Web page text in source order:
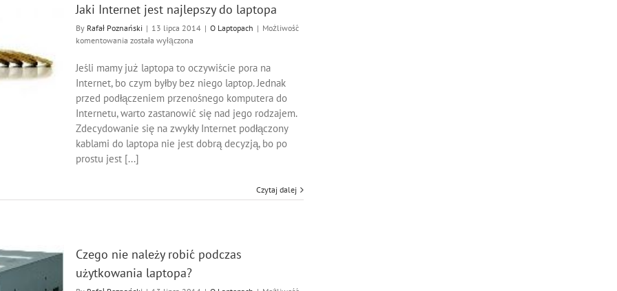
Jaki Internet jest najlepszy do laptopa
By Rafał Poznański | 13 lipca 2014 | O Laptopach | Możliwość
komentowania Jaki
jest
najlepszy
do
laptopa
została wyłączona
Jeśli mamy już laptopa to oczywiście pora na
Internet, bo czym byłby bez niego laptop. Jednak
przed podłączeniem przenośnego komputera do
Internetu, warto zastanowić się nad jego rodzajem.
Zdecydowanie się na zwykły Internet podłączony
kablami do laptopa nie jest dobrą decyzją, bo po
prostu jest [...]
Czytaj dalej
Czego nie należy robić podczas
użytkowania laptopa?